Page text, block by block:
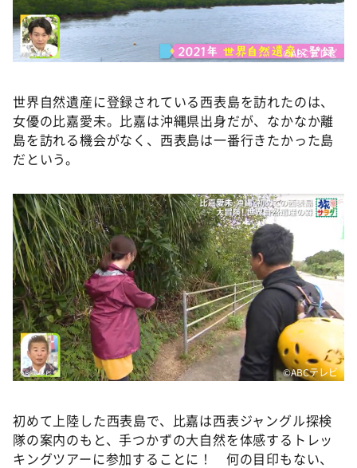
©️ABCテレビ
世界自然遺産に登録されている西表島を訪れたのは、
女優の比嘉愛未。比嘉は沖縄県出身だが、なかなか離
島を訪れる機会がなく、西表島は一番行きたかった島
だという。
©️ABCテレビ
初めて上陸した西表島で、比嘉は西表ジャングル探検
隊の案内のもと、手つかずの大自然を体感するトレッ
キングツアーに参加することに！ 何の目印もない、